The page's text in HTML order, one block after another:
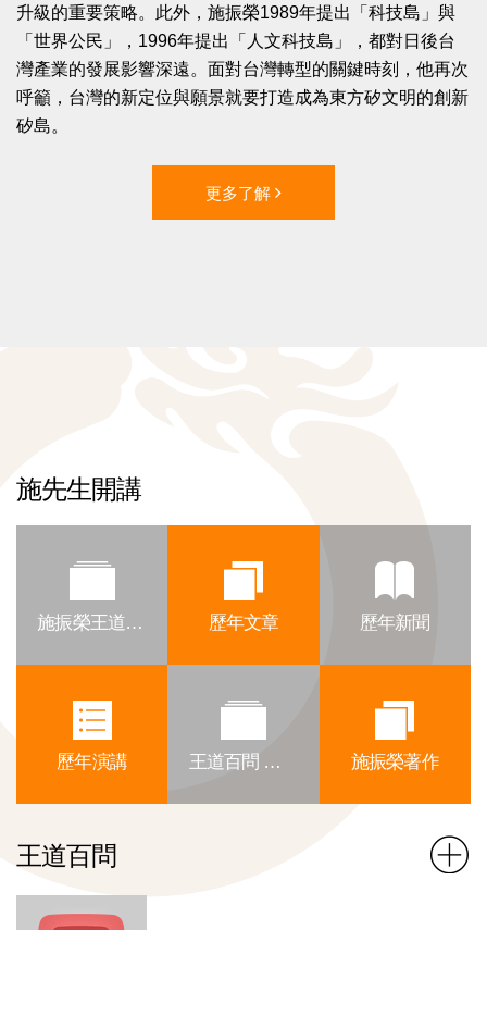
升級的重要策略。此外，施振榮1989年提出「科技島」與
「世界公民」，1996年提出「人文科技島」，都對日後台
灣產業的發展影響深遠。面對台灣轉型的關鍵時刻，他再次
呼籲，台灣的新定位與願景就要打造成為東方矽文明的創新
矽島。
更多了解
施先生開講
施振榮王道文集 歷年文章 歷年新聞
歷年演講 王道百問 影片目錄 - YouTube 施振榮著作
王道百問